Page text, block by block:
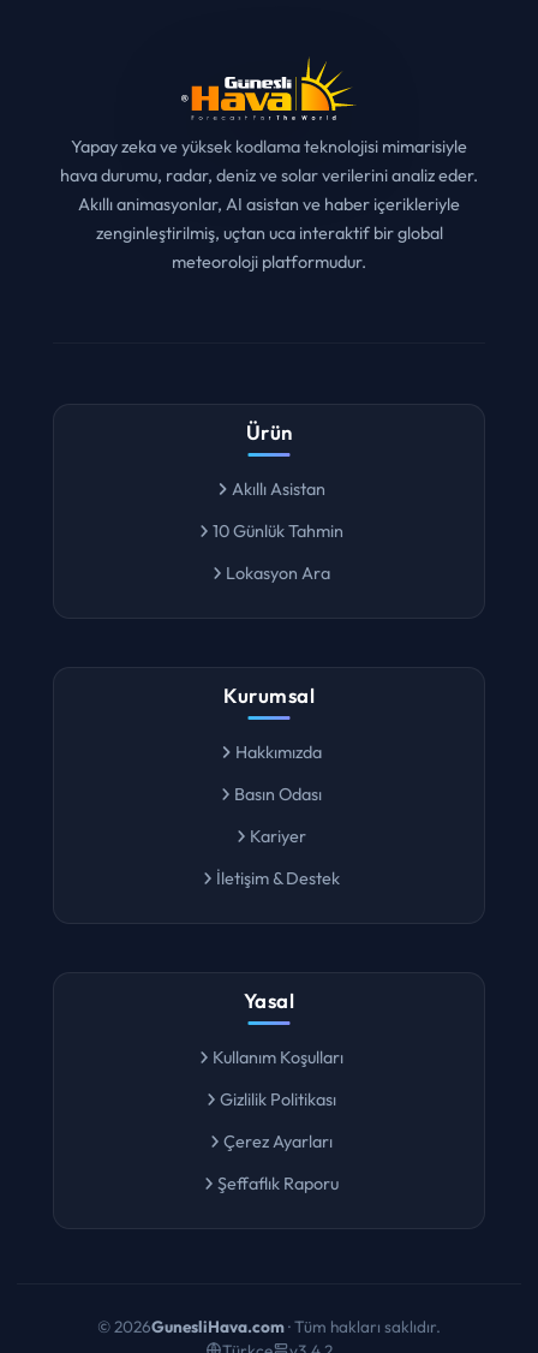
Yapay zeka ve yüksek kodlama teknolojisi mimarisiyle
hava durumu, radar, deniz ve solar verilerini analiz eder.
Akıllı animasyonlar, AI asistan ve haber içerikleriyle
zenginleştirilmiş, uçtan uca interaktif bir global
meteoroloji platformudur.
Ürün
Akıllı Asistan
10 Günlük Tahmin
Lokasyon Ara
Kurumsal
Hakkımızda
Basın Odası
Kariyer
İletişim & Destek
Yasal
Kullanım Koşulları
Gizlilik Politikası
Çerez Ayarları
Şeffaflık Raporu
© 2026GunesliHava.com· Tüm hakları saklıdır.